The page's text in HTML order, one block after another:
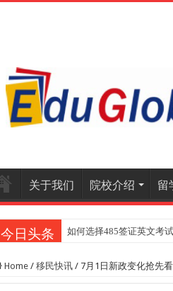
关于我们 院校介绍 留
今日头条 如何选择485签证英文考
2025年《澳洲金融评论报
Home / 移民快讯 / 7月1日新政变化抢先看